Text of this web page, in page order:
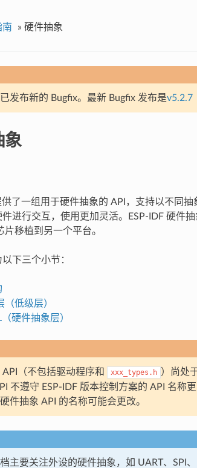
南 » 硬件抽象
发布新的 Bugfix。最新 Bugfix 发布是v5.2.7
象
供了一组用于硬件抽象的 API，支持以不同
进行交互，使用更加灵活。ESP-IDF 硬件
片移植到另一个平台。
下三个小节：
（低级层）
（硬件抽象层）
（不包括驱动程序和 xxx_types.h ）尚处
不遵守 ESP-IDF 版本控制方案的 API 名称
件抽象 API 的名称可能会更改。
主要关注外设的硬件抽象，如 UART、SPI